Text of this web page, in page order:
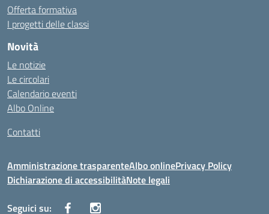
Offerta formativa
I progetti delle classi
Novità
Le notizie
Le circolari
Calendario eventi
Albo Online
Contatti
Amministrazione trasparenteAlbo onlinePrivacy Policy
Dichiarazione di accessibilitàNote legali
Seguici su: